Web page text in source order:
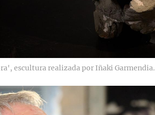
escultura realizada por Iñaki Garmendia.